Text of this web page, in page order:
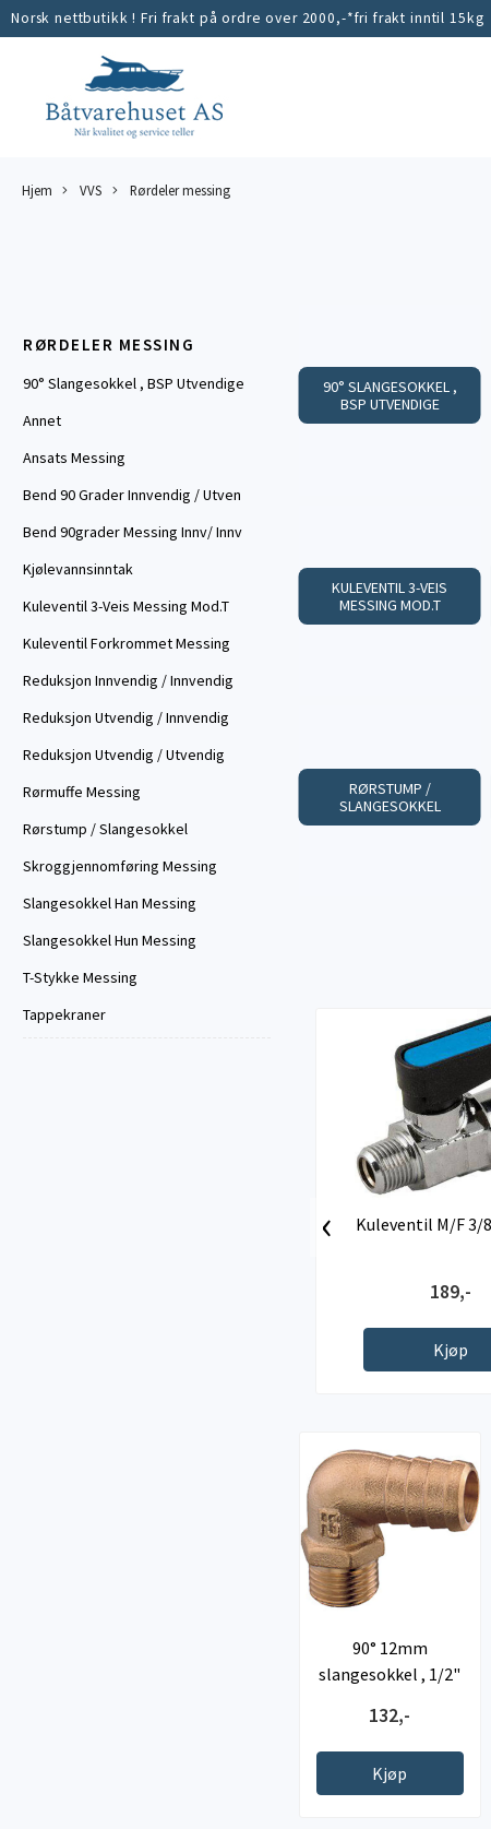
Norsk nettbutikk ! Fri frakt på ordre over 2000,-*fri frakt inntil 15kg
Hjem VVS Rørdeler messing
RØRDELER MESSING
90° Slangesokkel , BSP Utvendige
Annet
Ansats Messing
Bend 90 Grader Innvendig / Utven
Bend 90grader Messing Innv/ Innv
Kjølevannsinntak
Kuleventil 3-Veis Messing Mod.T
Kuleventil Forkrommet Messing
Reduksjon Innvendig / Innvendig
Reduksjon Utvendig / Innvendig
Reduksjon Utvendig / Utvendig
Rørmuffe Messing
Rørstump / Slangesokkel
Skroggjennomføring Messing
Slangesokkel Han Messing
Slangesokkel Hun Messing
T-Stykke Messing
Tappekraner
90° SLANGESOKKEL ,
BSP UTVENDIGE
KULEVENTIL 3-VEIS
MESSING MOD.T
RØRSTUMP /
SLANGESOKKEL
Kuleventil M/F 3/
189,-
Kjøp
‹
90° 12mm
slangesokkel , 1/2"
132,-
Kjøp